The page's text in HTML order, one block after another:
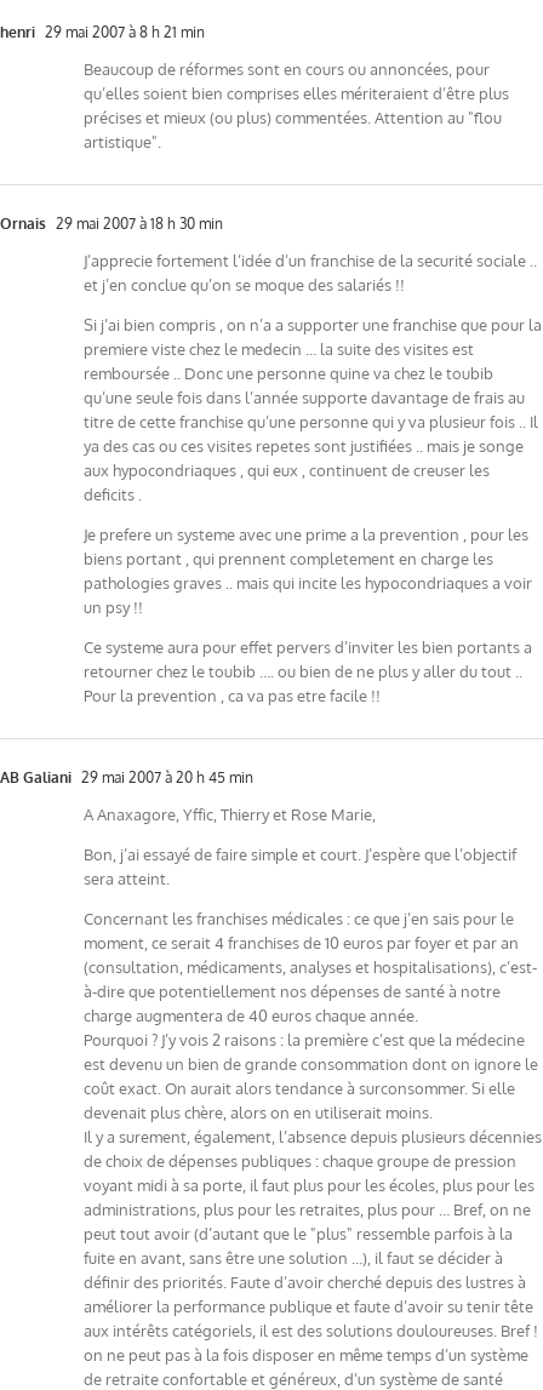
henri 29 mai 2007 à 8 h 21 min
Beaucoup de réformes sont en cours ou annoncées, pour
qu’elles soient bien comprises elles mériteraient d’être plus
précises et mieux (ou plus) commentées. Attention au "flou
artistique".
Ornais 29 mai 2007 à 18 h 30 min
J’apprecie fortement l’idée d’un franchise de la securité sociale ..
et j’en conclue qu’on se moque des salariés !!
Si j’ai bien compris , on n’a a supporter une franchise que pour la
premiere viste chez le medecin … la suite des visites est
remboursée .. Donc une personne quine va chez le toubib
qu’une seule fois dans l’année supporte davantage de frais au
titre de cette franchise qu’une personne qui y va plusieur fois .. Il
ya des cas ou ces visites repetes sont justifiées .. mais je songe
aux hypocondriaques , qui eux , continuent de creuser les
deficits .
Je prefere un systeme avec une prime a la prevention , pour les
biens portant , qui prennent completement en charge les
pathologies graves .. mais qui incite les hypocondriaques a voir
un psy !!
Ce systeme aura pour effet pervers d’inviter les bien portants a
retourner chez le toubib …. ou bien de ne plus y aller du tout ..
Pour la prevention , ca va pas etre facile !!
AB Galiani 29 mai 2007 à 20 h 45 min
A Anaxagore, Yffic, Thierry et Rose Marie,
Bon, j’ai essayé de faire simple et court. J’espère que l’objectif
sera atteint.
Concernant les franchises médicales : ce que j’en sais pour le
moment, ce serait 4 franchises de 10 euros par foyer et par an
(consultation, médicaments, analyses et hospitalisations), c’est-
à-dire que potentiellement nos dépenses de santé à notre
charge augmentera de 40 euros chaque année.
Pourquoi ? J’y vois 2 raisons : la première c’est que la médecine
est devenu un bien de grande consommation dont on ignore le
coût exact. On aurait alors tendance à surconsommer. Si elle
devenait plus chère, alors on en utiliserait moins.
Il y a surement, également, l’absence depuis plusieurs décennies
de choix de dépenses publiques : chaque groupe de pression
voyant midi à sa porte, il faut plus pour les écoles, plus pour les
administrations, plus pour les retraites, plus pour … Bref, on ne
peut tout avoir (d’autant que le "plus" ressemble parfois à la
fuite en avant, sans être une solution …), il faut se décider à
définir des priorités. Faute d’avoir cherché depuis des lustres à
améliorer la performance publique et faute d’avoir su tenir tête
aux intérêts catégoriels, il est des solutions douloureuses. Bref !
on ne peut pas à la fois disposer en même temps d’un système
de retraite confortable et généreux, d’un système de santé